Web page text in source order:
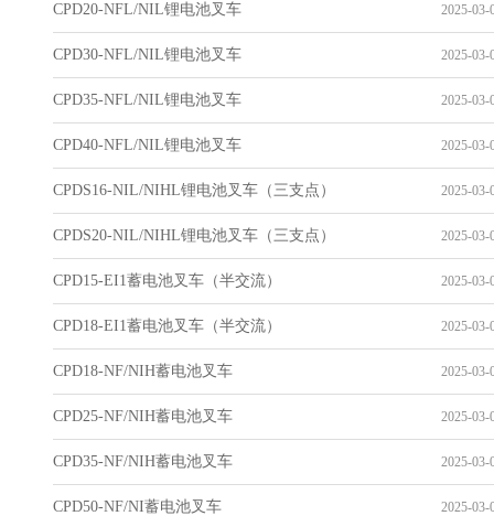
CPD20-NFL/NIL锂电池叉车 2025-03-
CPD30-NFL/NIL锂电池叉车 2025-03-
CPD35-NFL/NIL锂电池叉车 2025-03-
CPD40-NFL/NIL锂电池叉车 2025-03-
CPDS16-NIL/NIHL锂电池叉车（三支点） 2025-03-
CPDS20-NIL/NIHL锂电池叉车（三支点） 2025-03-
CPD15-EI1蓄电池叉车（半交流） 2025-03-
CPD18-EI1蓄电池叉车（半交流） 2025-03-
CPD18-NF/NIH蓄电池叉车 2025-03-
CPD25-NF/NIH蓄电池叉车 2025-03-
CPD35-NF/NIH蓄电池叉车 2025-03-
CPD50-NF/NI蓄电池叉车 2025-03-